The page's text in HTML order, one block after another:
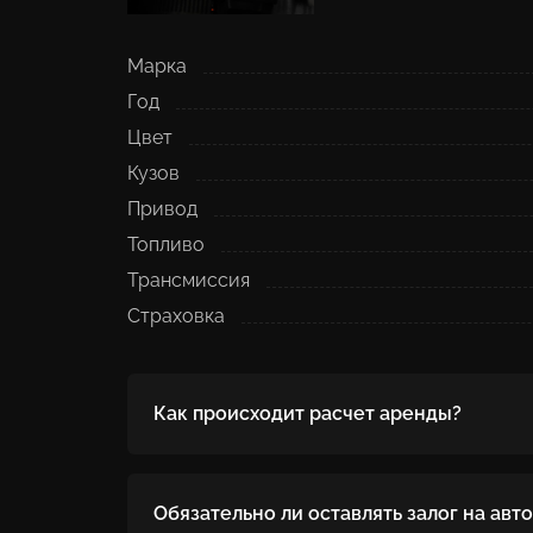
Марка
Год
Цвет
Кузов
Привод
Топливо
Трансмиссия
Страховка
Как происходит расчет аренды?
есть залог, который возвращается после
Обязательно ли оставлять залог на